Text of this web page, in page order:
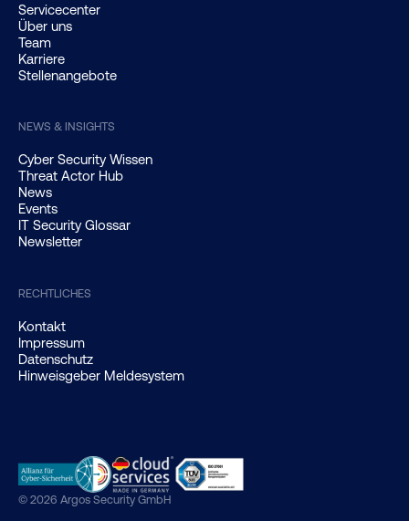
Servicecenter
Über uns
Team
Karriere
Stellenangebote
NEWS & INSIGHTS
Cyber Security Wissen
Threat Actor Hub
News
Events
IT Security Glossar
Newsletter
RECHTLICHES
Kontakt
Impressum
Datenschutz
Hinweisgeber Meldesystem
© 2026 Argos Security GmbH